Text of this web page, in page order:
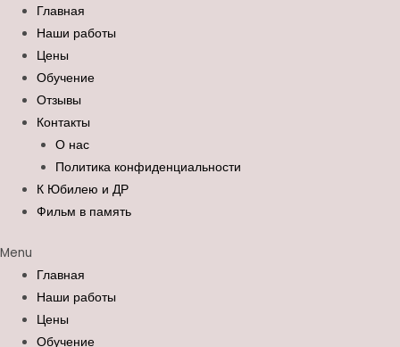
Перейти
содержимому
Главная
Наши работы
Цены
Обучение
Отзывы
Контакты
О нас
Политика конфиденциальности
К Юбилею и ДР
Фильм в память
Menu
Главная
Наши работы
Цены
Обучение
Search
for: